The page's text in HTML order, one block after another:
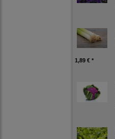
1,89 € *